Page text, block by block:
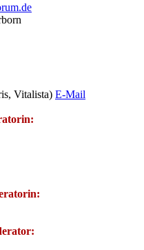
Vitalista) E-Mail